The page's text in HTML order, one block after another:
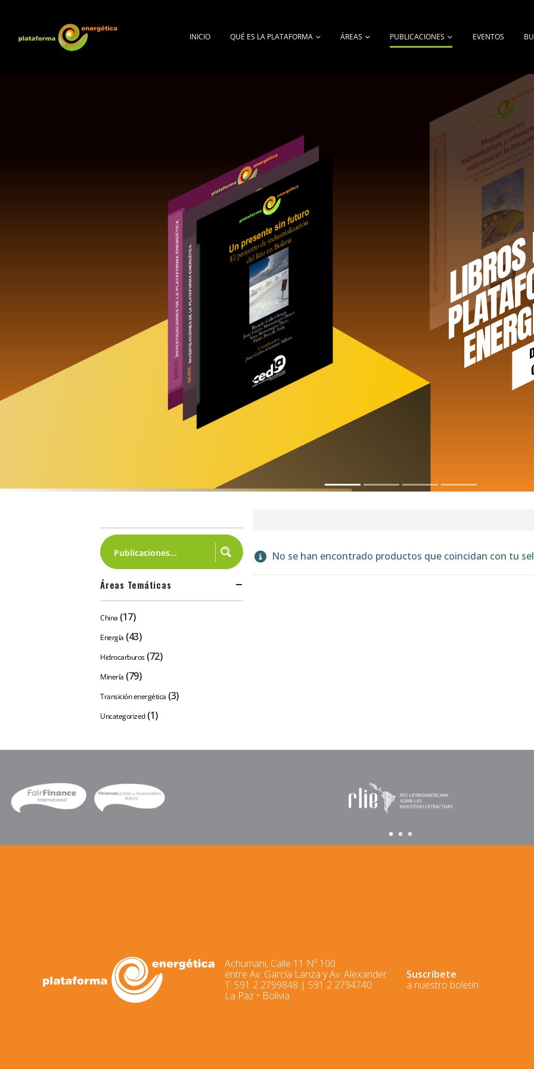
INICIO QUÉ ES LA PLATAFORMA ÁREAS PUBLICACIONES EVENTOS
No se han encontrado productos que coincidan con tu
Áreas Temáticas
China (17)
Energía (43)
Hidrocarburos (72)
Minería (79)
Transición energética (3)
Uncategorized (1)
Achumani, Calle 11 Nº 100
entre Av. García Lanza y Av. Alexander
T: 591 2 2799848 | 591 2 2794740
La Paz • Bolivia
Suscríbete
a nuestro boletín